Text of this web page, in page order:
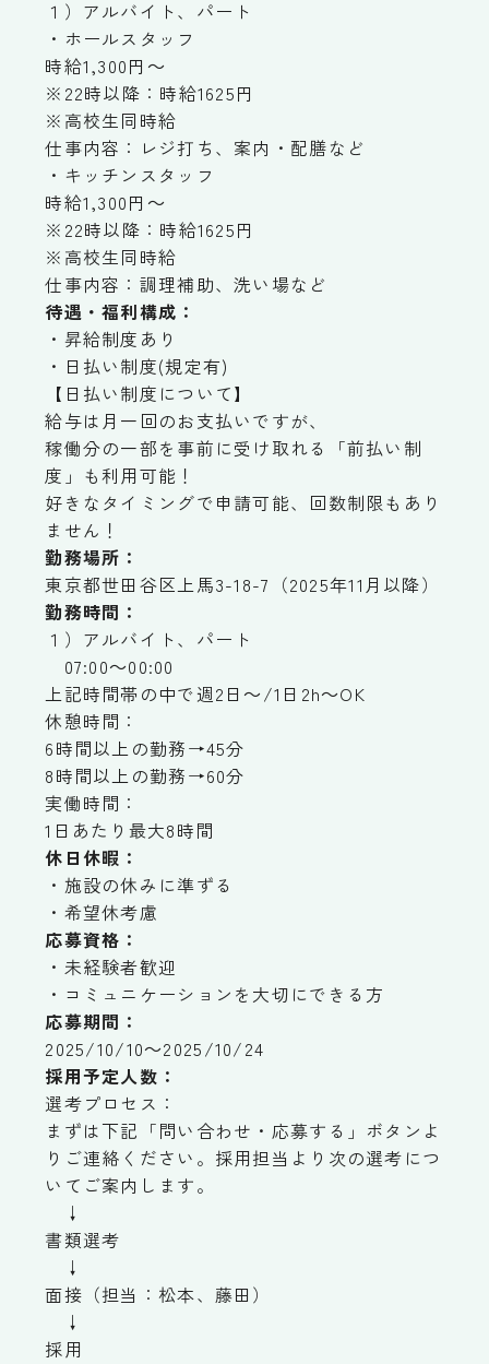
１）アルバイト、パート
・ホールスタッフ
時給1,300円～
※22時以降：時給1625円
※高校生同時給
仕事内容：レジ打ち、案内・配膳など
・キッチンスタッフ
時給1,300円～
※22時以降：時給1625円
※高校生同時給
仕事内容：調理補助、洗い場など
待遇・福利構成：
・昇給制度あり
・日払い制度(規定有)
【日払い制度について】
給与は月一回のお支払いですが、
稼働分の一部を事前に受け取れる「前払い制
度」も利用可能！
好きなタイミングで申請可能、回数制限もあり
ません！
勤務場所：
東京都世田谷区上馬3-18-7（2025年11月以降）
勤務時間：
１）アルバイト、パート
07:00～00:00
上記時間帯の中で週2日～/1日2h～OK
休憩時間：
6時間以上の勤務→45分
8時間以上の勤務→60分
実働時間：
1日あたり最大8時間
休日休暇：
・施設の休みに準ずる
・希望休考慮
応募資格：
・未経験者歓迎
・コミュニケーションを大切にできる方
応募期間：
2025/10/10～2025/10/24
採用予定人数：
選考プロセス：
まずは下記「問い合わせ・応募する」ボタンよ
りご連絡ください。採用担当より次の選考につ
いてご案内します。
↓
書類選考
↓
面接（担当：松本、藤田）
↓
採用